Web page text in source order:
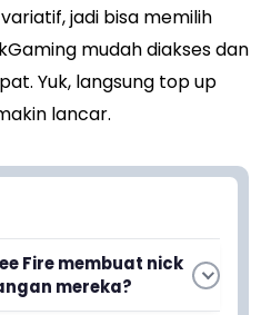
jadi bisa memilih
mudah diakses dan
Yuk, langsung top up
lancar.
Fire membuat nick
mereka?